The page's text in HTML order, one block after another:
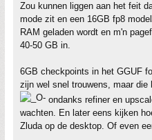
Zou kunnen liggen aan het feit
mode zit en een 16GB fp8
RAM geladen wordt en m'n
40-50 GB in.
6GB checkpoints in het GGUF
zijn wel snel trouwens, maar
ondanks refiner en
wachten. En later eens kijken
Zluda op de desktop. Of even